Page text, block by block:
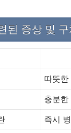
된 증상 및
따뜻
충분
즉시